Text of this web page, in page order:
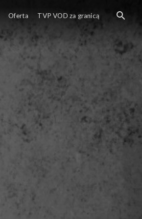
Oferta TVP VOD za granicą